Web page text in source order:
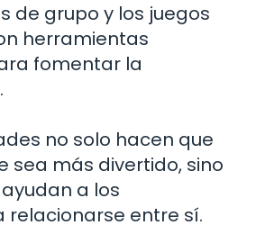
de grupo y los juegos
herramientas
fomentar la
no solo hacen que
sea más divertido, sino
a los
relacionarse entre sí.